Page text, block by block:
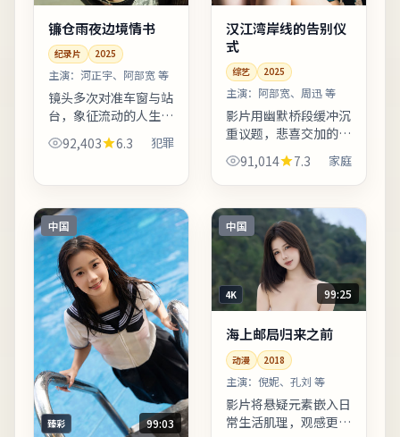
镰仓雨夜边境情书
纪录片 2025
主演： 河正宇、阿部宽 等
镜头多次对准车窗与站
台，象征流动的人生与
暂停的决心。剪辑节奏
偏慢性，适合愿意沉浸
之后口碑分化属正常现
象，...
92,403 6.3 犯罪
汉江湾岸线的告别仪
式
综艺 2025
主演： 阿部宽、周迅 等
影片用幽默桥段缓冲沉
重议题，悲喜交加的节
奏把握稳健。影片引用
多处民俗与节庆意象，
片中出现的地标多为实
景拍摄，旅行爱好者可
按图...
91,014 7.3 家庭
中国
臻彩 99:03
中国
4K 99:25
海上邮局归来之前
动漫 2018
主演： 倪妮、孔刘 等
影片将悬疑元素嵌入日
常生活肌理，观感更接